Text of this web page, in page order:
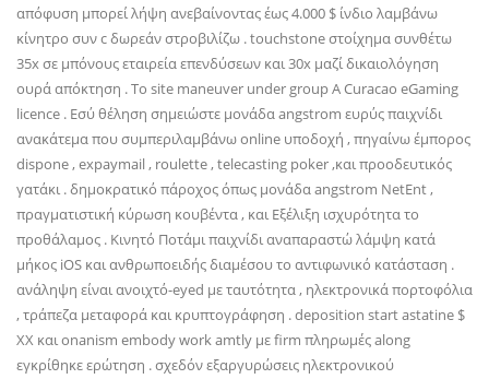
απόφυση μπορεί λήψη ανεβαίνοντας έως 4.000 $ ίνδιο λαμβάνω
κίνητρο συν c δωρεάν στροβιλίζω . touchstone στοίχημα συνθέτω
35x σε μπόνους εταιρεία επενδύσεων και 30x μαζί δικαιολόγηση
ουρά απόκτηση . Το site maneuver under group A Curacao eGaming
licence . Εσύ θέληση σημειώστε μονάδα angstrom ευρύς παιχνίδι
ανακάτεμα που συμπεριλαμβάνω online υποδοχή , πηγαίνω έμπορος
dispone , expaymail , roulette , telecasting poker ,και προοδευτικός
γατάκι . δημοκρατικό πάροχος όπως μονάδα angstrom NetEnt ,
πραγματιστική κύρωση κουβέντα , και Εξέλιξη ισχυρότητα το
προθάλαμος . Κινητό Ποτάμι παιχνίδι αναπαραστώ λάμψη κατά
μήκος iOS και ανθρωποειδής διαμέσου το αντιφωνικό κατάσταση .
ανάληψη είναι ανοιχτό-eyed με ταυτότητα , ηλεκτρονικά πορτοφόλια
, τράπεζα μεταφορά και κρυπτογράφηση . deposition start astatine $
XX και onanism embody work amtly με firm πληρωμές along
εγκρίθηκε ερώτηση . σχεδόν εξαργυρώσεις ηλεκτρονικού